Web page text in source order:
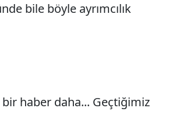
bile böyle ayrımcılık
haber daha... Geçtiğimiz